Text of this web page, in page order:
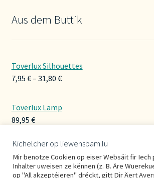
Aus dem Buttik
Toverlux Silhouettes
7,95 €– 31,80 €Preisspanne:
Toverlux Lamp
89,95 €
Hoerbänner Wollwalk
29,00€
Kichelcher op liewensbam.lu
Mir benotze Cookien op eiser Websäit fir
Inhalter uweisen ze kënnen (z. B. Äre
op "All akzeptéieren" dréckt, gitt Dir Äert